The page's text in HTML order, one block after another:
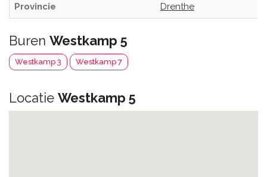
Provincie Drenthe
Buren Westkamp 5
Westkamp 3 Westkamp 7
Locatie Westkamp 5